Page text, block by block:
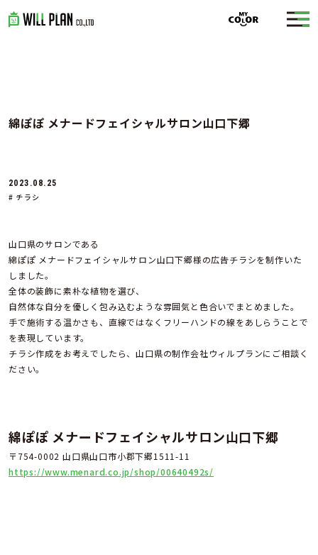
綿ぽぽ メナードフェイシャルサロン山口下郷
2023.08.25
# チラシ
山口県のサロンである
綿ぽぽ メナードフェイシャルサロン山口下郷様の広告チラシを制作いた
しました。
全体の装飾に素朴な植物を選び、
自然体な自分を優しく包み込むような雰囲気と色合いでまとめました。
手で施術する温かさも、直線ではなくフリーハンドの線をあしらうことで
を表現しています。
チラシ作成をお考えでしたら、山口県の制作会社ウィルプランにご相談く
ださい。
綿ぽぽ メナードフェイシャルサロン山口下郷
〒754-0002 山口県山口市小郡下郷1511-11
https://www.menard.co.jp/shop/00640492s/